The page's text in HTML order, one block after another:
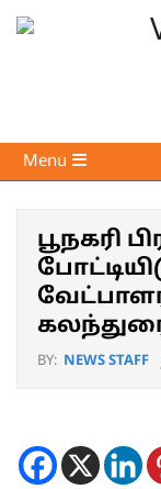
Skip
Voice
of
Primary
Navigation
Menu
பூநகரி
BY: NEWS STAFF